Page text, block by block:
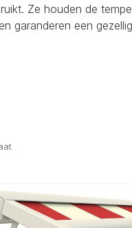
Ze houden de
garanderen een